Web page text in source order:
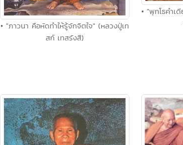
• "ภาวนา คือหัดทำให้รู้จักจิตใจ" (หลวงปู่เท
สก์ เทสรังสี)
• "พุทโธคำเ